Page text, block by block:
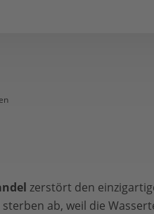
zerstört den
ab, weil die